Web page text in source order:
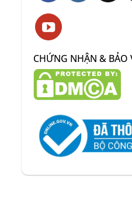
CHỨNG NHẬN & BẢO